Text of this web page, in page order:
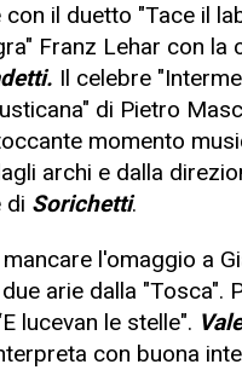
con il duetto "Tace il
Franz Lehar con la
Il celebre
di Pietro
momento
archi e dalla
di Sorichetti.
l'omaggio a
arie dalla "Tosca".
lucevan le stelle".
con buona